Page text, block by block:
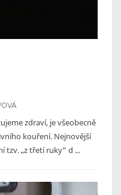
zdraví, je všeobecně
kouření. Nejnovější
tzv. „z třetí ruky“ d ...